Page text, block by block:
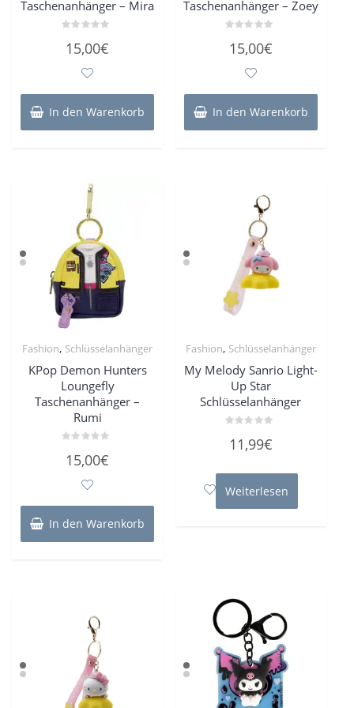
Taschenanhänger – Mira
mit
15,00€
In den Warenkorb
Taschenanhänger – Zoey
mit
15,00€
In den Warenkorb
Fashion, Schlüsselanhänger
KPop Demon Hunters
Loungefly
Taschenanhänger –
Rumi
mit
15,00€
In den Warenkorb
Fashion, Schlüsselanhänger
My Melody Sanrio Light-
Up Star
Schlüsselanhänger
mit
5
11,99€
Weiterlesen